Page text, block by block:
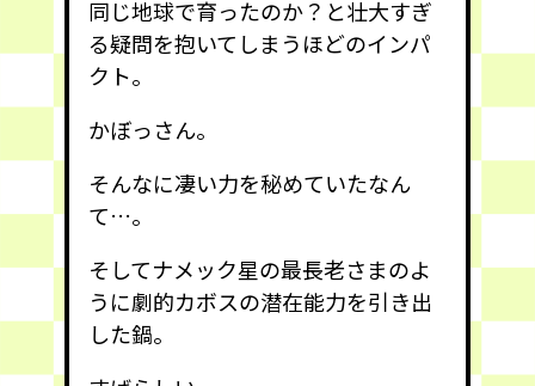
同じ地球で育ったのか？と壮大すぎ
る疑問を抱いてしまうほどのインパ
クト。
かぼっさん。
そんなに凄い力を秘めていたなん
て…。
そしてナメック星の最長老さまのよ
うに劇的カボスの潜在能力を引き出
した鍋。